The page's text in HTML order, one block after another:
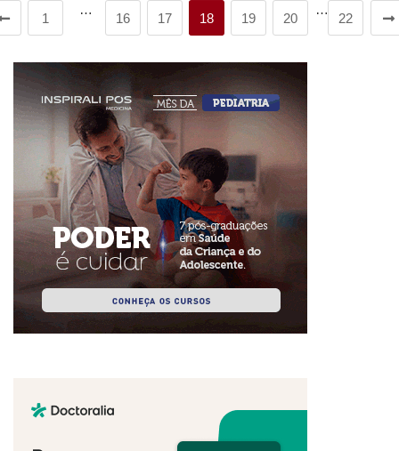
1
…
16 17 18 19 20
…
22